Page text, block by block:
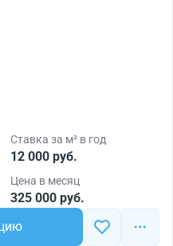
Ставка за м² в год
12 000 руб.
Цена в месяц
325 000 руб.